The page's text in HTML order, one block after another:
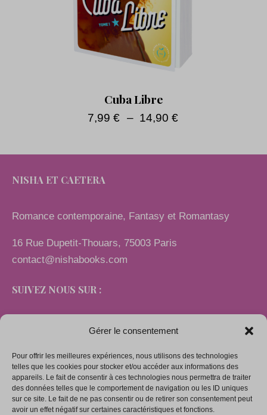
Gérer le consentement
Pour offrir les meilleures expériences, nous utilisons des technologies
telles que les cookies pour stocker et/ou accéder aux informations des
appareils. Le fait de consentir à ces technologies nous permettra de traiter
des données telles que le comportement de navigation ou les ID uniques
sur ce site. Le fait de ne pas consentir ou de retirer son consentement peut
avoir un effet négatif sur certaines caractéristiques et fonctions.
Cuba Libre
7,99 € – 14,90 €
NISHA ET CAETERA
Romance contemporaine, Fantasy et Romantasy
16 Rue Dupetit-Thouars, 75003 Paris
contact@nishabooks.com
SUIVEZ NOUS SUR :
LIENS
Mentions légales